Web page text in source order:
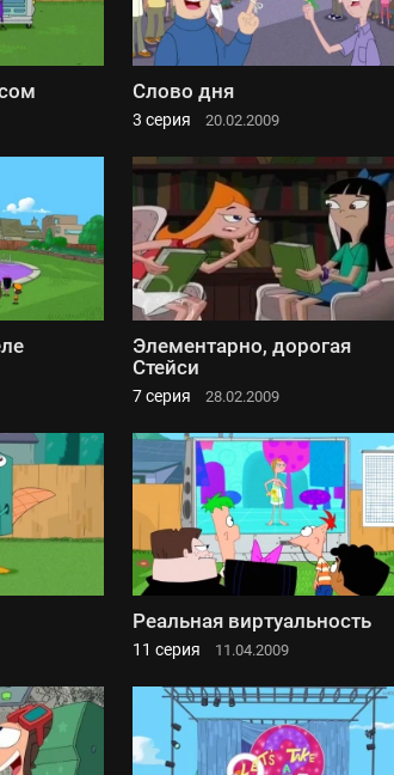
Слово дня
3 серия 20.02.2009
Элементарно, дорогая
Стейси
7 серия 28.02.2009
Реальная виртуальность
11 серия 11.04.2009